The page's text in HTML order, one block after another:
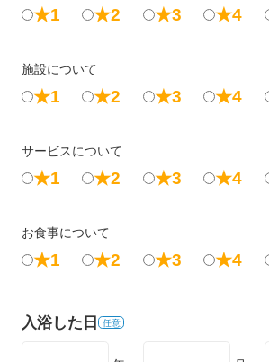
★1 ★2 ★3 ★4
施設について
★1 ★2 ★3 ★4
サービスについて
★1 ★2 ★3 ★4
お食事について
★1 ★2 ★3 ★4
入浴した日 任意